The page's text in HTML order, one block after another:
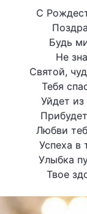
С
Будь
Не
Святой,
Тебя
Уйдет из
Любви
Успеха в
Улыбка
Твое